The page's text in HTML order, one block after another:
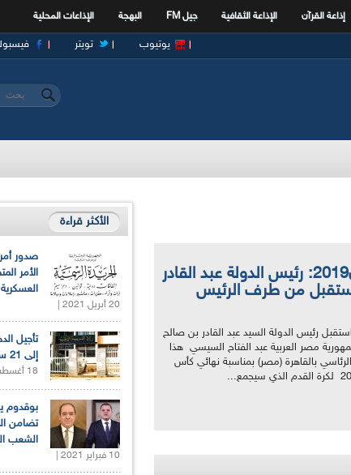
إذاعة القرآن الإذاعة الثقافية جيل FM البهجة الإذاعات المحلية
تويتر يوتيوب
‏بحث ‏
نهائي الكان2019: رئيس الدولة عبد القادر
من طرف الرئيس
استقبل رئيس الدولة السيد عبد القادر بن صالح
مصر العربية عبد الفتاح السيسي هذا
بالقاهرة (مصر) بمناسبة نهائي كأس
الأكثر قراءة
صدور
الأمر
العسكرية
20 أبريل 2021 |
تأجيل
إلى 21 سبتمبر
18 أغسطس 2021 |
بوقدوم
تضامن
الشعب
10 فبراير 2021 |